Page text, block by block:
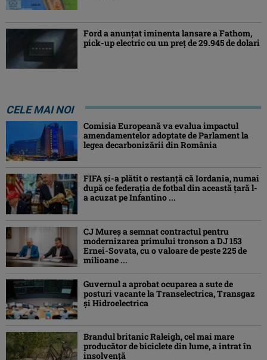
Ford a anunțat iminenta lansare a Fathom,
pick-up electric cu un preț de 29.945 de dolari
CELE MAI NOI
Comisia Europeană va evalua impactul
amendamentelor adoptate de Parlament la
legea decarbonizării din România
FIFA și-a plătit o restanță că Iordania, numai
după ce federația de fotbal din această țară l-
a acuzat pe Infantino ...
CJ Mureș a semnat contractul pentru
modernizarea primului tronson a DJ 153
Ernei-Sovata, cu o valoare de peste 225 de
milioane ...
Guvernul a aprobat ocuparea a sute de
posturi vacante la Transelectrica, Transgaz
și Hidroelectrica
Brandul britanic Raleigh, cel mai mare
producător de biciclete din lume, a intrat în
insolvență